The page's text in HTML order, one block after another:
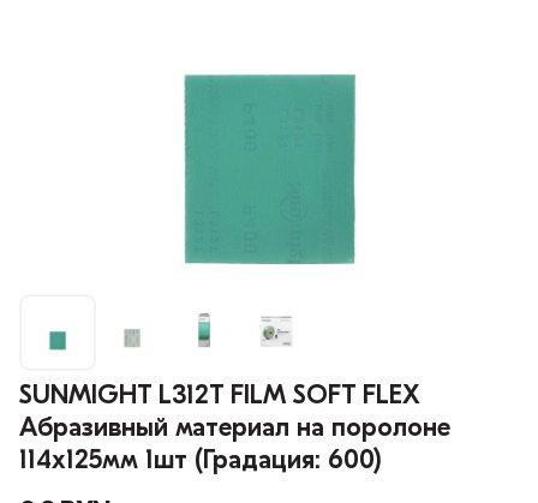
SUNMIGHT L312T FILM SOFT FLEX
Абразивный материал на поролоне
114х125мм 1шт (Градация: 600)